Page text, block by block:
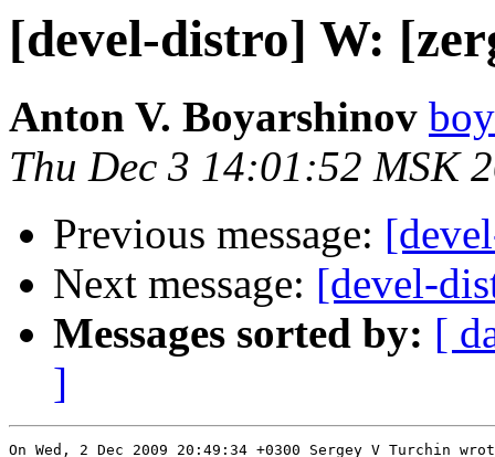
[devel-distro] W:
Anton V. Boyarshinov
Thu Dec 3 14:01:52 MSK
Previous message:
Next message: [devel-
Messages sorted by: [
]
On Wed, 2 Dec 2009 20:49:34 +0300 Sergey V Turchin